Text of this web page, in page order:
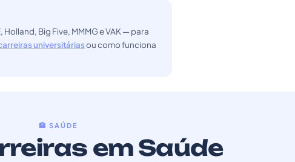
Big Five, MMMG e VAK — para
universitáriasou como funciona
🏥 SAÚDE
em Saúde